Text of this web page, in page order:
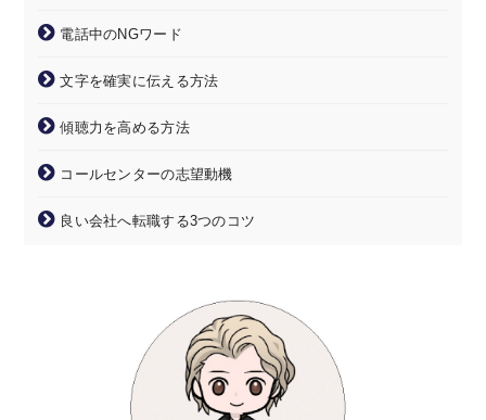
電話中のNGワード
文字を確実に伝える方法
傾聴力を高める方法
コールセンターの志望動機
良い会社へ転職する3つのコツ